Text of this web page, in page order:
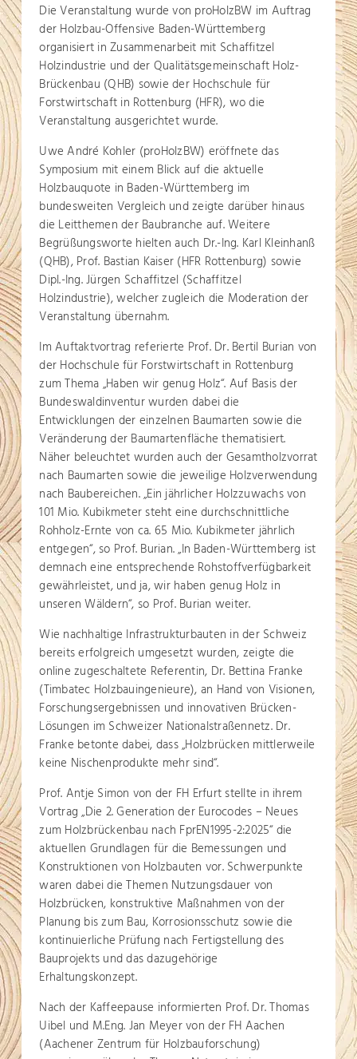
Die Veranstaltung wurde von proHolzBW im Auftrag
der Holzbau-Offensive Baden-Württemberg
organisiert in Zusammenarbeit mit Schaffitzel
Holzindustrie und der Qualitätsgemeinschaft Holz-
Brückenbau (QHB) sowie der Hochschule für
Forstwirtschaft in Rottenburg (HFR), wo die
Veranstaltung ausgerichtet wurde.
Uwe André Kohler (proHolzBW) eröffnete das
Symposium mit einem Blick auf die aktuelle
Holzbauquote in Baden-Württemberg im
bundesweiten Vergleich und zeigte darüber hinaus
die Leitthemen der Baubranche auf. Weitere
Begrüßungsworte hielten auch Dr.-Ing. Karl Kleinhanß
(QHB), Prof. Bastian Kaiser (HFR Rottenburg) sowie
Dipl.-Ing. Jürgen Schaffitzel (Schaffitzel
Holzindustrie), welcher zugleich die Moderation der
Veranstaltung übernahm.
Im Auftaktvortrag referierte Prof. Dr. Bertil Burian von
der Hochschule für Forstwirtschaft in Rottenburg
zum Thema „Haben wir genug Holz“. Auf Basis der
Bundeswaldinventur wurden dabei die
Entwicklungen der einzelnen Baumarten sowie die
Veränderung der Baumartenfläche thematisiert.
Näher beleuchtet wurden auch der Gesamtholzvorrat
nach Baumarten sowie die jeweilige Holzverwendung
nach Baubereichen. „Ein jährlicher Holzzuwachs von
101 Mio. Kubikmeter steht eine durchschnittliche
Rohholz-Ernte von ca. 65 Mio. Kubikmeter jährlich
entgegen“, so Prof. Burian. „In Baden-Württemberg ist
demnach eine entsprechende Rohstoffverfügbarkeit
gewährleistet, und ja, wir haben genug Holz in
unseren Wäldern“, so Prof. Burian weiter.
Wie nachhaltige Infrastrukturbauten in der Schweiz
bereits erfolgreich umgesetzt wurden, zeigte die
online zugeschaltete Referentin, Dr. Bettina Franke
(Timbatec Holzbauingenieure), an Hand von Visionen,
Forschungsergebnissen und innovativen Brücken-
Lösungen im Schweizer Nationalstraßennetz. Dr.
Franke betonte dabei, dass „Holzbrücken mittlerweile
keine Nischenprodukte mehr sind“.
Prof. Antje Simon von der FH Erfurt stellte in ihrem
Vortrag „Die 2. Generation der Eurocodes – Neues
zum Holzbrückenbau nach FprEN1995-2:2025“ die
aktuellen Grundlagen für die Bemessungen und
Konstruktionen von Holzbauten vor. Schwerpunkte
waren dabei die Themen Nutzungsdauer von
Holzbrücken, konstruktive Maßnahmen von der
Planung bis zum Bau, Korrosionsschutz sowie die
kontinuierliche Prüfung nach Fertigstellung des
Bauprojekts und das dazugehörige
Erhaltungskonzept.
Nach der Kaffeepause informierten Prof. Dr. Thomas
Uibel und M.Eng. Jan Meyer von der FH Aachen
(Aachener Zentrum für Holzbauforschung)